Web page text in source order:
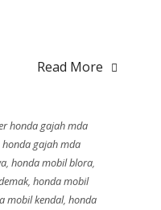
Read More
honda gajah mda
honda gajah mda
, honda mobil blora,
, honda mobil
mobil kendal, honda